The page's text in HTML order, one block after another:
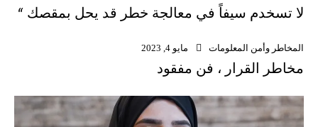
لا تسخدم سيفاً في معالجة خطر قد يحل بمقصك “
المخاطر وأمن المعلومات مايو 4, 2023
مخاطر القرار ، فن مفقود